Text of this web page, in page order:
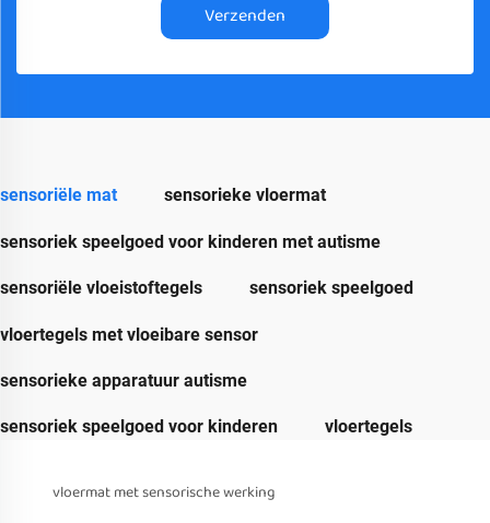
Verzenden
sensoriële mat sensorieke vloermat
sensoriek speelgoed voor kinderen met autisme
sensoriële vloeistoftegels sensoriek speelgoed
vloertegels met vloeibare sensor
sensorieke apparatuur autisme
sensoriek speelgoed voor kinderen vloertegels
vloermat met sensorische werking